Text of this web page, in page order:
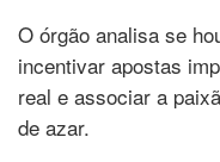
O órgão analisa se
incentivar apostas
real e associar a
de azar.